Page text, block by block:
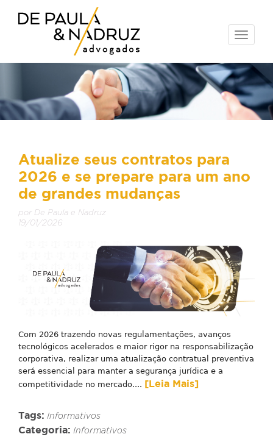
Toggle
Atualize seus contratos para
2026 e se prepare para um ano
de grandes mudanças
por De Paula e Nadruz
19/01/2026
Com 2026 trazendo novas regulamentações, avanços
tecnológicos acelerados e maior rigor na responsabilização
corporativa, realizar uma atualização contratual preventiva
será essencial para manter a segurança jurídica e a
competitividade no mercado.... [Leia Mais]
Tags: Informativos
Categoria: Informativos